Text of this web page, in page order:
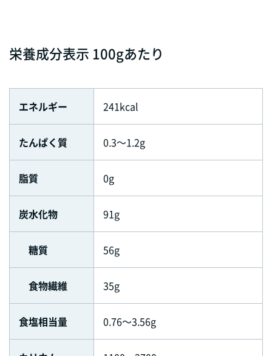
栄養成分表示 100gあたり
エネルギー 241kcal
たんぱく質 0.3～1.2g
脂質 0g
炭水化物 91g
糖質 56g
食物繊維 35g
食塩相当量 0.76～3.56g